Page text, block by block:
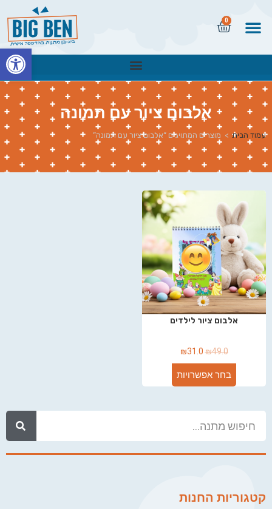
0
אלבום ציור עם תמונה
עמוד הבית > מוצרים המתויגים “אלבום ציור עם תמונה”
קטגוריות החנות
אלבום ציור לילדים
₪49.0
₪31.0
בחר אפשרויות